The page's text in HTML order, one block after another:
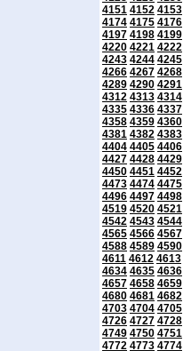
4151 4152 4153
4174 4175 4176
4197 4198 4199
4220 4221 4222
4243 4244 4245
4266 4267 4268
4289 4290 4291
4312 4313 4314
4335 4336 4337
4358 4359 4360
4381 4382 4383
4404 4405 4406
4427 4428 4429
4450 4451 4452
4473 4474 4475
4496 4497 4498
4519 4520 4521
4542 4543 4544
4565 4566 4567
4588 4589 4590
4611 4612 4613
4634 4635 4636
4657 4658 4659
4680 4681 4682
4703 4704 4705
4726 4727 4728
4749 4750 4751
4772 4773 4774